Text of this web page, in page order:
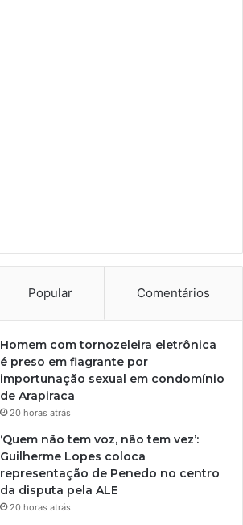
Popular Comentários
Homem com tornozeleira eletrônica
é preso em flagrante por
importunação sexual em condomínio
de Arapiraca
20 horas atrás
‘Quem não tem voz, não tem vez’:
Guilherme Lopes coloca
representação de Penedo no centro
da disputa pela ALE
20 horas atrás